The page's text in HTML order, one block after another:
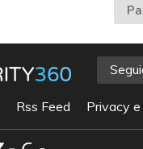
Rss Feed Privacy